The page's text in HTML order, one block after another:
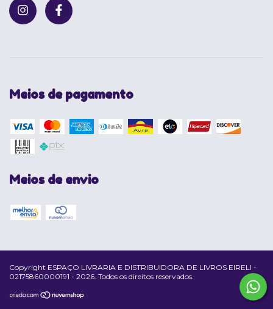
Meios de pagamento
Meios de envio
Copyright ESPAÇO LIVRARIA E DISTRIBUIDORA DE LIVROS EIRELI -
02175860000191 - 2026. Todos os direitos reservados.